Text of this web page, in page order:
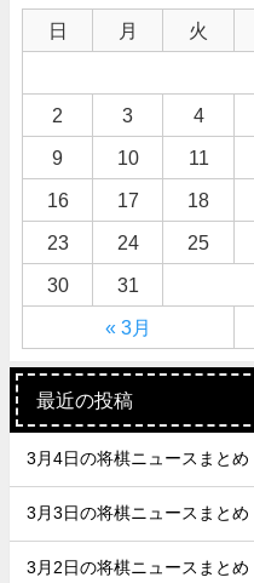
日 月 火
« 3月
2 3 4
9 10 11
16 17 18
23 24 25
30 31
最近の投稿
3月4日の将棋ニュースまとめ
3月3日の将棋ニュースまとめ
3月2日の将棋ニュースまとめ